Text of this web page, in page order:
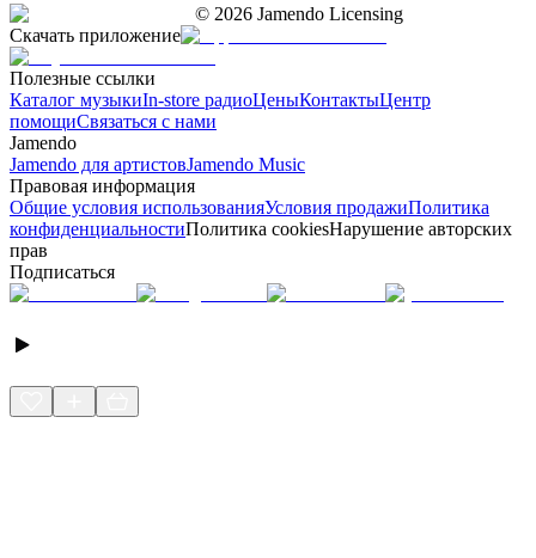
© 2026 Jamendo Licensing
Скачать приложение
Полезные ссылки
Каталог музыкиIn-store радиоЦеныКонтактыЦентр
помощиСвязаться с нами
Jamendo
Jamendo для артистовJamendo Music
Правовая информация
Общие условия использованияУсловия продажиПолитика
конфиденциальностиПолитика cookiesНарушение авторских
прав
Подписаться